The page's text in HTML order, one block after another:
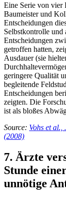
Eine Serie von vier
Baumeister und
Entscheidungen
Selbstkontrolle
Entscheidungen
getroffen hatten,
Ausdauer (sie
geringere Qualität
begleitende
Entscheidungen
zeigten. Die
ist als bloßes
Source: Vohs et
(2008)
7. Ärzte
Stunde
unnötige